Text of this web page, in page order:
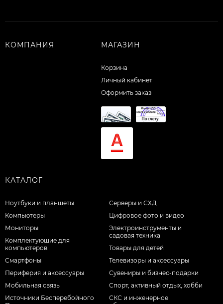
КОМПАНИЯ МАГАЗИН
Корзина
Личный кабинет
Оформить заказ
КАТАЛОГ
Ноутбуки и планшеты
Компьютеры
Мониторы
Комплектующие для
компьютеров
Смартфоны
Периферия и аксессуары
Мобильная связь
Источники Бесперебойного
Серверы и СХД
Цифровое фото и видео
Электроинструменты и
садовая техника
Товары для детей
Телевизоры и аксессуары
Сувениры и бизнес-подарки
Спорт, активный отдых, хобби
СКС и инженерное